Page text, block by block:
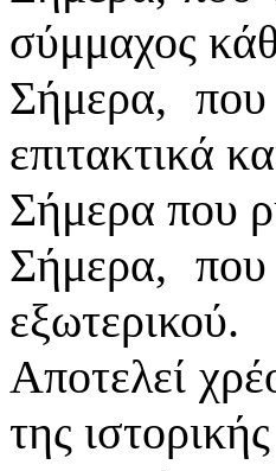
σύμμαχος
Σήμερα, που
επιτακτικά
Σήμερα που
Σήμερα,
εξωτερικού.
Αποτελεί
της